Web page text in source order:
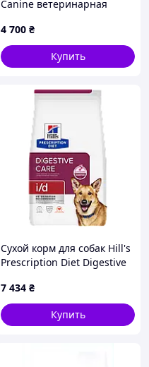
Canine ветеринарная
4 700 ₴
Купить
Сухой корм для собак Hill's
Prescription Diet Digestive
7 434 ₴
Купить